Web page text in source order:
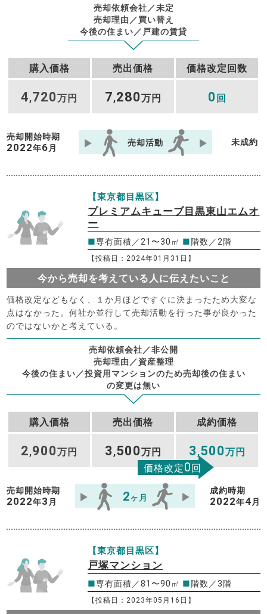
売却依頼会社／未定
売却理由／買い替え
今後の住まい／戸建の賃貸
購入価格 売出価格 価格改定回数
4,720万円 7,280万円 0 回
売却開始時期
2022年6 月
売却活動 未成約
【東京都目黒区】
プレミアムキューブ目黒東山エムオ
ー
■専有面積／21〜30㎡ ■階数／2階
【投稿日：2024年01月31日】
今から売却を考えている人に伝えたいこと
価格改定などもなく、１か月ほどですぐに決まったため大変な
点はなかった。何社か並行して売却活動を行った事が良かった
のではないかと考えている。
売却依頼会社／非公開
売却理由／資産整理
今後の住まい／投資用マンションのため売却後の住まい
の変更は無い
購入価格 売出価格 成約価格
2,900万円 3 ,500万円 3 ,500万円
価格改定0回
売却開始時期
2022年3 月 2ヶ月
成約時期
2022年4 月
【東京都目黒区】
戸塚マンション
■専有面積／81〜90㎡ ■階数／3階
【投稿日：2023年05月16日】